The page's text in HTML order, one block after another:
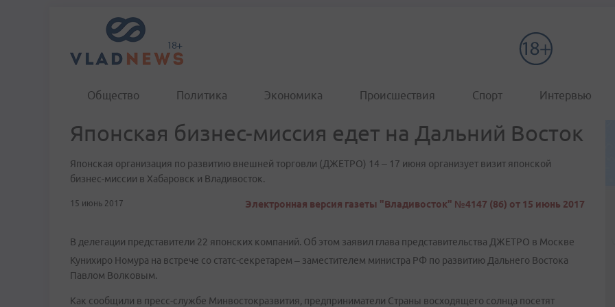
Общество Политика Экономика Происшествия Спорт Интервью
Японская бизнес-миссия едет на Дальний Восток
Японская организация по развитию внешней торговли (ДЖЕТРО) 14 – 17 июня организует визит японской
бизнес-миссии в Хабаровск и Владивосток.
15 июнь 2017 Электронная версия газеты "Владивосток" №4147 (86) от 15 июнь 2017
В делегации представители 22 японских компаний. Об этом заявил глава представительства ДЖЕТРО в Москве
Кунихиро Номура на встрече со статс-секретарем – заместителем министра РФ по развитию Дальнего Востока
Павлом Волковым.
Как сообщили в пресс-службе Минвостокразвития, предприниматели Страны восходящего солнца посетят